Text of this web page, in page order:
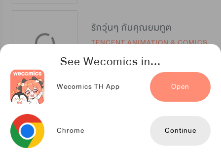
See Wecomics in...
Wecomics TH App Open
Chrome Continue
รักวุ่นๆ กับคุณยมทูต
TENCENT ANIMATION & COMICS